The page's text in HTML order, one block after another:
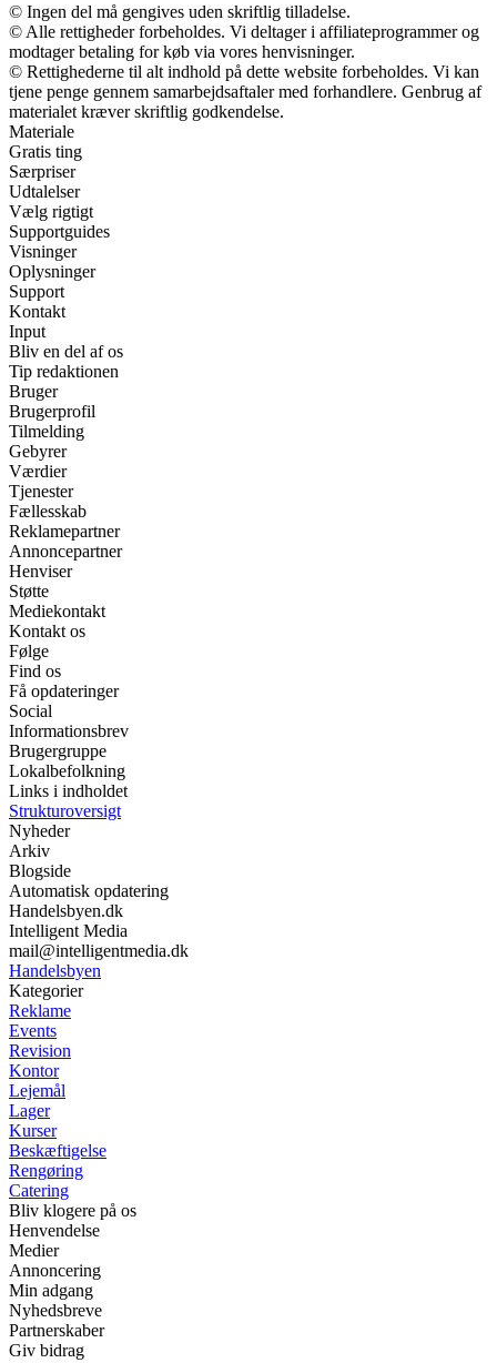
© Ingen del må gengives uden skriftlig tilladelse.
© Alle rettigheder forbeholdes. Vi deltager i affiliateprogrammer og
modtager betaling for køb via vores henvisninger.
© Rettighederne til alt indhold på dette website forbeholdes. Vi kan
tjene penge gennem samarbejdsaftaler med forhandlere. Genbrug af
materialet kræver skriftlig godkendelse.
Materiale
Gratis ting
Særpriser
Udtalelser
Vælg rigtigt
Supportguides
Visninger
Oplysninger
Support
Kontakt
Input
Bliv en del af os
Tip redaktionen
Bruger
Brugerprofil
Tilmelding
Gebyrer
Værdier
Tjenester
Fællesskab
Reklamepartner
Annoncepartner
Henviser
Støtte
Mediekontakt
Kontakt os
Følge
Find os
Få opdateringer
Social
Informationsbrev
Brugergruppe
Lokalbefolkning
Links i indholdet
Strukturoversigt
Nyheder
Arkiv
Blogside
Automatisk opdatering
Handelsbyen.dk
Intelligent Media
mail@intelligentmedia.dk
Handelsbyen
Kategorier
Reklame
Events
Revision
Kontor
Lejemål
Lager
Kurser
Beskæftigelse
Rengøring
Catering
Bliv klogere på os
Henvendelse
Medier
Annoncering
Min adgang
Nyhedsbreve
Partnerskaber
Giv bidrag